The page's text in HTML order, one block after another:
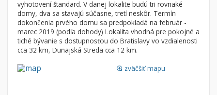
2-izbové
3-izbové
4 a viac izbové byty
Pozemok
vyhotovení štandard. V danej lokalite budú tri rovnaké
domy, dva sa stavajú súčasne, tretí neskôr. Termín
dokončenia prvého domu sa predpokladá na február -
marec 2019 (podľa dohody) Lokalita vhodná pre pokojné a
tiché bývanie s dostupnosťou do Bratislavy vo vzdialenosti
cca 32 km, Dunajská Streda cca 12 km.
loupe zväčšiť mapu